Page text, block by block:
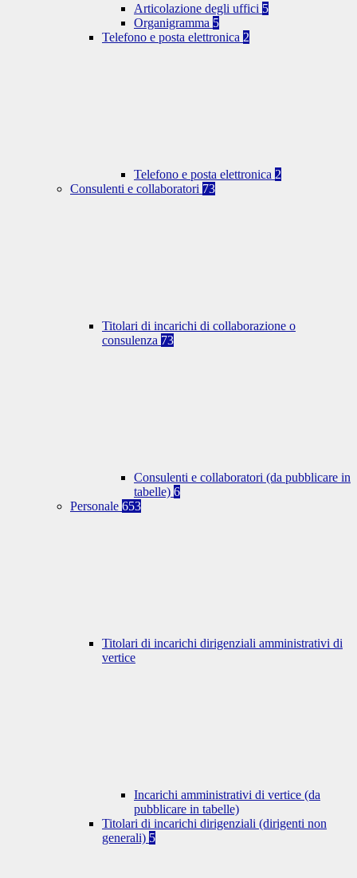
Articolazione degli uffici 5
Organigramma 5
Telefono e posta elettronica 2
Telefono e posta elettronica 2
Consulenti e collaboratori 73
Titolari di incarichi di collaborazione o
consulenza 73
Consulenti e collaboratori (da pubblicare in
tabelle) 6
Personale 653
Titolari di incarichi dirigenziali amministrativi di
vertice
Incarichi amministrativi di vertice (da
pubblicare in tabelle)
Titolari di incarichi dirigenziali (dirigenti non
generali) 5